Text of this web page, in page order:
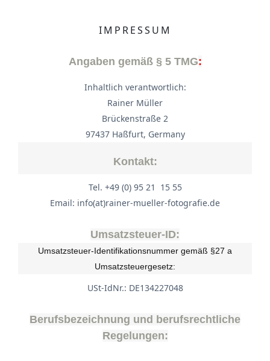
IMPRESSUM
Angaben gemäß § 5 TMG:
Inhaltlich verantwortlich:
Rainer Müller
Brückenstraße 2
97437 Haßfurt, Germany
Kontakt:
Tel. +49 (0) 95 21 15 55
Email: info(at)rainer-mueller-fotografie.de
Umsatzsteuer-ID:
Umsatzsteuer-Identifikationsnummer gemäß §27 a
Umsatzsteuergesetz:
USt-IdNr.: DE134227048
Berufsbezeichnung und berufsrechtliche
Regelungen: